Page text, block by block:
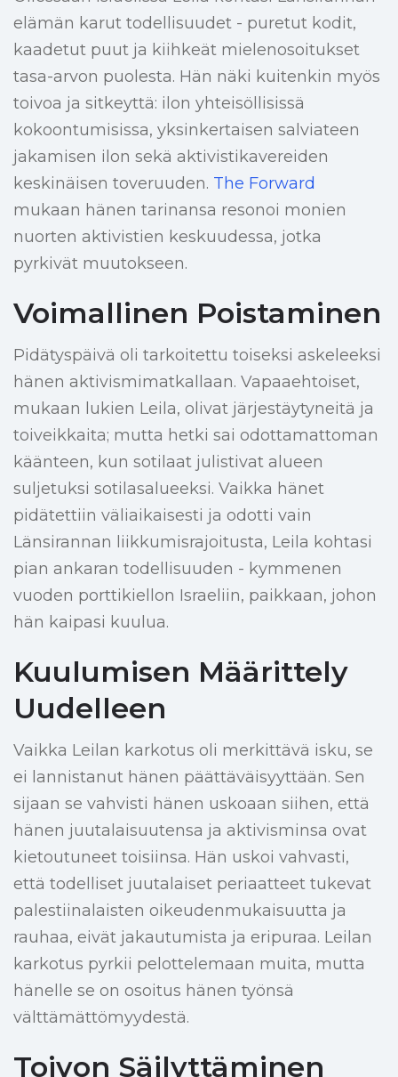
elämän karut todellisuudet - puretut kodit,
kaadetut puut ja kiihkeät mielenosoitukset
tasa-arvon puolesta. Hän näki kuitenkin myös
toivoa ja sitkeyttä: ilon yhteisöllisissä
kokoontumisissa, yksinkertaisen salviateen
jakamisen ilon sekä aktivistikavereiden
keskinäisen toveruuden. The Forward
mukaan hänen tarinansa resonoi monien
nuorten aktivistien keskuudessa, jotka
pyrkivät muutokseen.
Voimallinen Poistaminen
Pidätyspäivä oli tarkoitettu toiseksi askeleeksi
hänen aktivismimatkallaan. Vapaaehtoiset,
mukaan lukien Leila, olivat järjestäytyneitä ja
toiveikkaita; mutta hetki sai odottamattoman
käänteen, kun sotilaat julistivat alueen
suljetuksi sotilasalueeksi. Vaikka hänet
pidätettiin väliaikaisesti ja odotti vain
Länsirannan liikkumisrajoitusta, Leila kohtasi
pian ankaran todellisuuden - kymmenen
vuoden porttikiellon Israeliin, paikkaan, johon
hän kaipasi kuulua.
Kuulumisen Määrittely
Uudelleen
Vaikka Leilan karkotus oli merkittävä isku, se
ei lannistanut hänen päättäväisyyttään. Sen
sijaan se vahvisti hänen uskoaan siihen, että
hänen juutalaisuutensa ja aktivisminsa ovat
kietoutuneet toisiinsa. Hän uskoi vahvasti,
että todelliset juutalaiset periaatteet tukevat
palestiinalaisten oikeudenmukaisuutta ja
rauhaa, eivät jakautumista ja eripuraa. Leilan
karkotus pyrkii pelottelemaan muita, mutta
hänelle se on osoitus hänen työnsä
välttämättömyydestä.
Toivon Säilyttäminen